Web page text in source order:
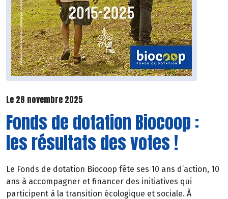
Le 28 novembre 2025
Fonds de dotation Biocoop :
les résultats des votes !
Le Fonds de dotation Biocoop fête ses 10 ans d’action, 10
ans à accompagner et financer des initiatives qui
participent à la transition écologique et sociale. À